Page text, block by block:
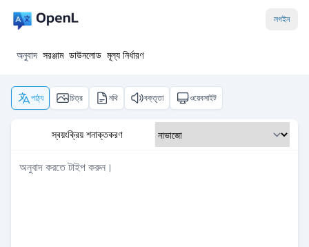
লগইন
অনুবাদ সরঞ্জাম ডাউনলোড মূল্য নির্ধারণ
পাঠ্য চিত্র নথি বক্তৃতা ওয়েবসাইট
স্বয়ংক্রিয় শনাক্তকরণ